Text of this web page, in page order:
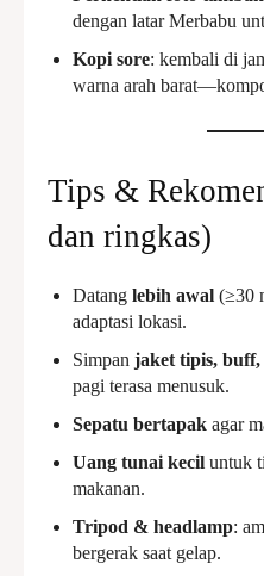
dengan latar Merbabu
Kopi sore: kembali di
warna arah
Tips &
dan ringkas)
Datang lebih awal (≥30
adaptasi lokasi.
Simpan jaket tipis, buff,
pagi terasa menusuk.
Sepatu bertapak agar
Uang tunai kecil untuk
makanan.
Tripod & headlamp:
bergerak saat gelap.